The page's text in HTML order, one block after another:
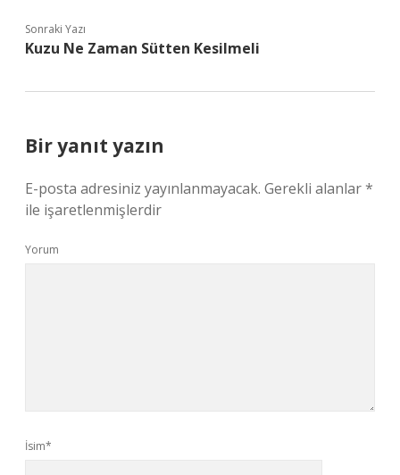
Sonraki Yazı
Kuzu Ne Zaman Sütten Kesilmeli
Bir yanıt yazın
E-posta adresiniz yayınlanmayacak. Gerekli alanlar*
ile işaretlenmişlerdir
Yorum
İsim*